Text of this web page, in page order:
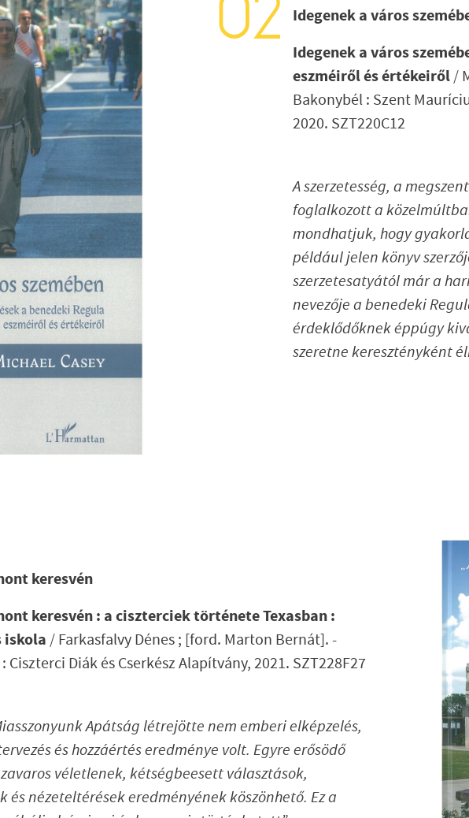
Idegenek a város
Idegenek a város
eszméiről ésértékeiről/
Bakonybél : Szent
2020. SZT220C12
A szerzetesség, a
foglalkozott a
mondhatjuk, hogy
például jelen könyv
szerzetesatyától már a
nevezője a benedeki
érdeklődőknek éppúgy
szeretne keresztényként
keresvén
keresvén : a ciszterciek története Texasban :
iskola / Farkasfalvy Dénes ; [ford. Marton Bernát]. -
Ciszterci Diák és Cserkész Alapítvány, 2021. SZT228F27
Apátság létrejötte nem emberi elképzelés,
és hozzáértés eredménye volt. Egyre erősödő
véletlenek, kétségbeesett választások,
és nézeteltérések eredményének köszönhető. Ez a